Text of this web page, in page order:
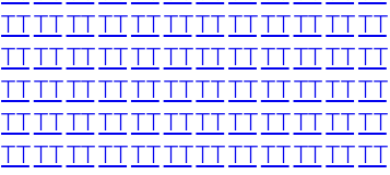
TTTTTTTTTTTTTTTTTTTTTTTT
TTTTTTTTTTTTTTTTTTTTTTTT
TTTTTTTTTTTTTTTTTTTTTTTT
TTTTTTTTTTTTTTTTTTTTTTTT
TTTTTTTTTTTTTTTTTTTTTTTT